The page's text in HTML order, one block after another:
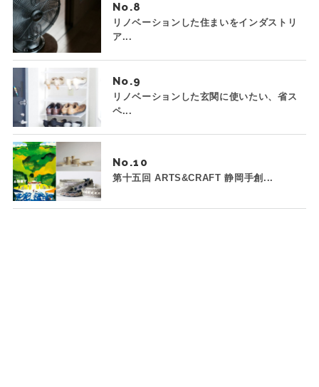
No.
リノベーションした住まいをインダストリ
ア...
No.
リノベーションした玄関に使いたい、省ス
ペ...
No.
第十五回 ARTS&CRAFT 静岡手創...